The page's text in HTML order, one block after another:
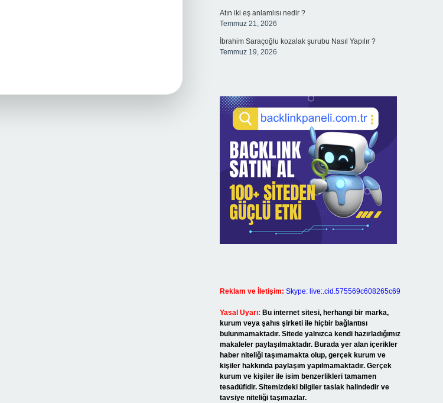
Atın iki eş anlamlısı nedir ?
Temmuz 21, 2026
İbrahim Saraçoğlu kozalak şurubu Nasıl Yapılır ?
Temmuz 19, 2026
Reklam ve İletişim: Skype: live:.cid.575569c608265c69
Yasal Uyarı: Bu internet sitesi, herhangi bir marka,
kurum veya şahıs şirketi ile hiçbir bağlantısı
bulunmamaktadır. Sitede yalnızca kendi hazırladığımız
makaleler paylaşılmaktadır. Burada yer alan içerikler
haber niteliği taşımamakta olup, gerçek kurum ve
kişiler hakkında paylaşım yapılmamaktadır. Gerçek
kurum ve kişiler ile isim benzerlikleri tamamen
tesadüfidir. Sitemizdeki bilgiler taslak halindedir ve
tavsiye niteliği taşımazlar.